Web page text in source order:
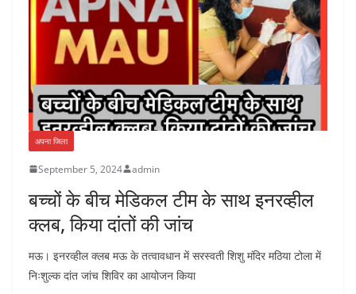
अपना जिला
September 5, 2024 admin
बच्चों के बीच मेडिकल टीम के साथ इनरव्हील
क्लब, किया दांतों की जांच
मऊ। इनरव्हील क्लब मऊ के तत्वावधान में सरस्वती शिशु मंदिर मठिया टोला में
निःशुल्क दांत जांच शिविर का आयोजन किया